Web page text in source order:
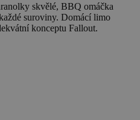
skvělé, BBQ omáčka
suroviny. Domácí limo
konceptu Fallout.